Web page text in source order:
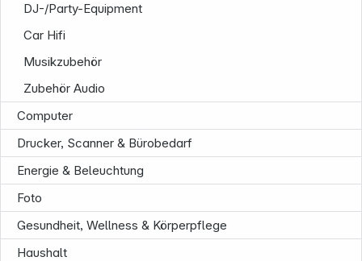
DJ-/Party-Equipment
Car Hifi
Musikzubehör
Zubehör Audio
Computer
Drucker, Scanner & Bürobedarf
Energie & Beleuchtung
Foto
Gesundheit, Wellness & Körperpflege
Haushalt
Service